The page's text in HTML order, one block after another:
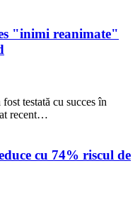
"inimi reanimate"
testată cu succes în
recent…
cu 74% riscul de